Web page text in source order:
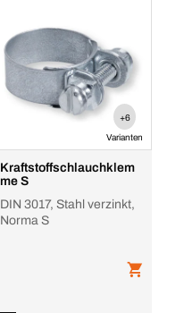
+6
Varianten
Kraftstoffschlauchklem
me S
DIN 3017, Stahl verzinkt,
Norma S